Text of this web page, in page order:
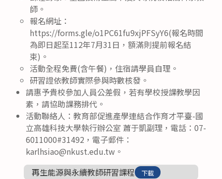
師。
報名網址：
https://forms.gle/o1PC61fu9xjPFSyY6(報名時間
為即日起至112年7月31日，額滿則提前報名結
束)。
活動全程免費(含午餐)，住宿請學員自理。
研習證依教師實際參與時數核發。
請惠予貴校參加人員公差假，若有學校授課教學因
素，請協助課務排代。
活動聯絡人：教育部促進產學連結合作育才平臺-國
立高雄科技大學執行辦公室 蕭于凱副理，電話：07-
6011000#31492，電子郵件：
karlhsiao@nkust.edu.tw。
再生能源與永續教師研習課程
下載